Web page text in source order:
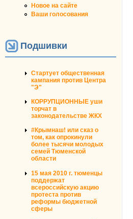
Новое на сайте
Ваши голосования
Подшивки
Стартует общественная
кампания против Центра
"Э"
КОРРУПЦИОННЫЕ уши
торчат в
законодательстве ЖКХ
#Крымнаш! или сказ о
том, как опрокинули
более тысячи молодых
семей Тюменской
области
15 мая 2010 г. тюменцы
поддержат
всероссийскую акцию
протеста против
реформы бюджетной
сферы